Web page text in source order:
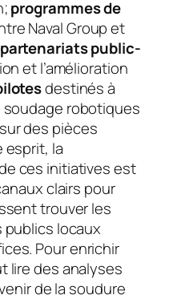
programmes de
Naval Group et
partenariats public-
et l’amélioration
destinés à
robotiques
des pièces
esprit, la
ces initiatives est
clairs pour
trouver les
locaux
Pour enrichir
lire des analyses
de la soudure